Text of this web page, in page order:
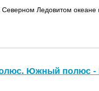
Ледовитом
Южный полюс -